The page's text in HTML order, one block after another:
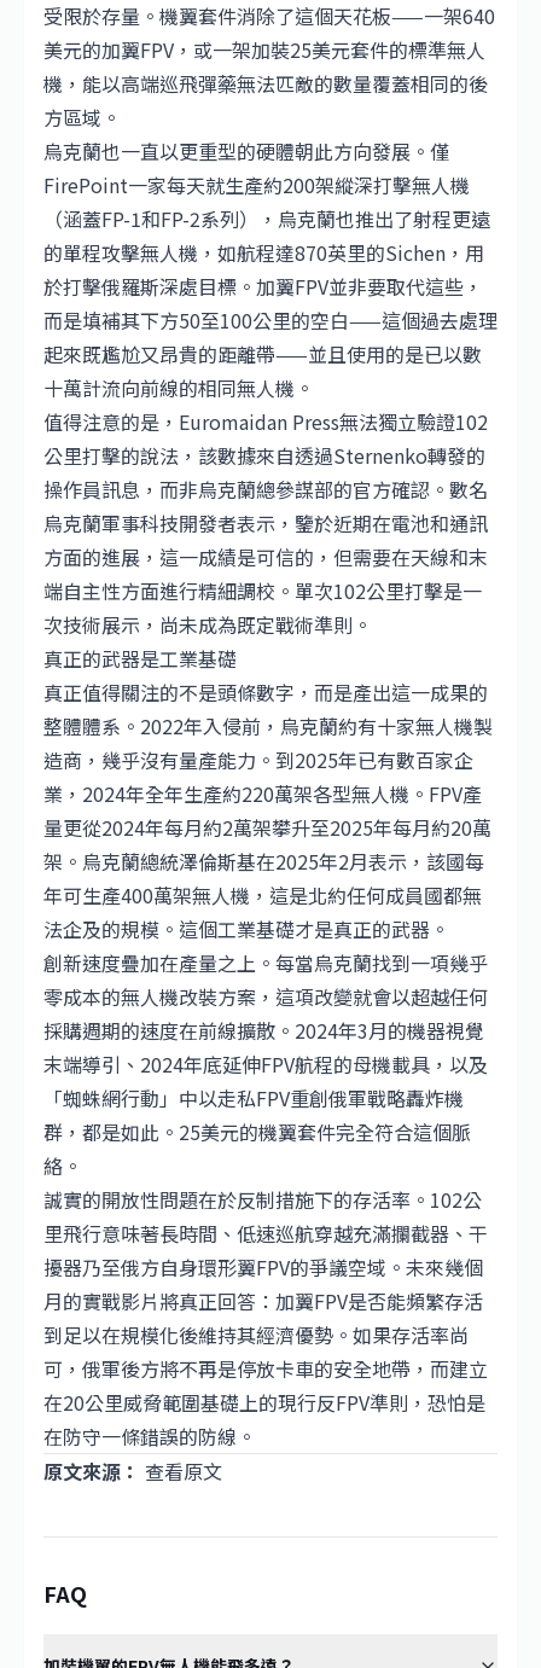
受限於存量。機翼套件消除了這個天花板——一架640
美元的加翼FPV，或一架加裝25美元套件的標準無人
機，能以高端巡飛彈藥無法匹敵的數量覆蓋相同的後
方區域。
烏克蘭也一直以更重型的硬體朝此方向發展。僅
FirePoint一家每天就生產約200架縱深打擊無人機
（涵蓋FP-1和FP-2系列），烏克蘭也推出了射程更遠
的單程攻擊無人機，如航程達870英里的Sichen，用
於打擊俄羅斯深處目標。加翼FPV並非要取代這些，
而是填補其下方50至100公里的空白——這個過去處理
起來既尷尬又昂貴的距離帶——並且使用的是已以數
十萬計流向前線的相同無人機。
值得注意的是，Euromaidan Press無法獨立驗證102
公里打擊的說法，該數據來自透過Sternenko轉發的
操作員訊息，而非烏克蘭總參謀部的官方確認。數名
烏克蘭軍事科技開發者表示，鑒於近期在電池和通訊
方面的進展，這一成績是可信的，但需要在天線和末
端自主性方面進行精細調校。單次102公里打擊是一
次技術展示，尚未成為既定戰術準則。
真正的武器是工業基礎
真正值得關注的不是頭條數字，而是產出這一成果的
整體體系。2022年入侵前，烏克蘭約有十家無人機製
造商，幾乎沒有量產能力。到2025年已有數百家企
業，2024年全年生產約220萬架各型無人機。FPV產
量更從2024年每月約2萬架攀升至2025年每月約20萬
架。烏克蘭總統澤倫斯基在2025年2月表示，該國每
年可生產400萬架無人機，這是北約任何成員國都無
法企及的規模。這個工業基礎才是真正的武器。
創新速度疊加在產量之上。每當烏克蘭找到一項幾乎
零成本的無人機改裝方案，這項改變就會以超越任何
採購週期的速度在前線擴散。2024年3月的機器視覺
末端導引、2024年底延伸FPV航程的母機載具，以及
「蜘蛛網行動」中以走私FPV重創俄軍戰略轟炸機
群，都是如此。25美元的機翼套件完全符合這個脈
絡。
誠實的開放性問題在於反制措施下的存活率。102公
里飛行意味著長時間、低速巡航穿越充滿攔截器、干
擾器乃至俄方自身環形翼FPV的爭議空域。未來幾個
月的實戰影片將真正回答：加翼FPV是否能頻繁存活
到足以在規模化後維持其經濟優勢。如果存活率尚
可，俄軍後方將不再是停放卡車的安全地帶，而建立
在20公里威脅範圍基礎上的現行反FPV準則，恐怕是
在防守一條錯誤的防線。
原文來源： 查看原文
FAQ